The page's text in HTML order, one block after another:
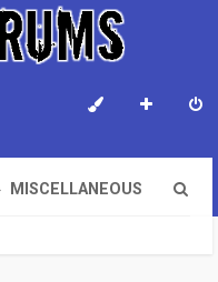
MISCELLANEOUS